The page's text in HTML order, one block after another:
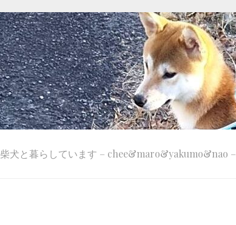
柴犬と暮らしています – chee&maro&yakumo&nao –